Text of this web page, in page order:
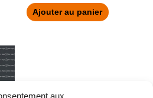
aux
Ajouter au panier